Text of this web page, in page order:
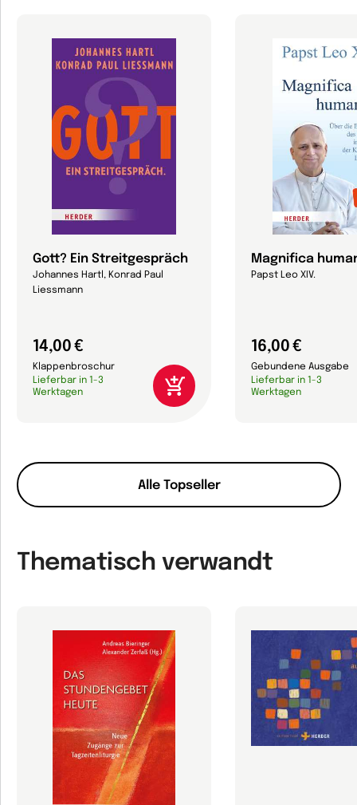
Alle Topseller
Gott? Ein Streitgespräch
Johannes Hartl, Konrad Paul
Liessmann
14,00 €
Klappenbroschur
Lieferbar in 1-3
Werktagen
Magnifica
Papst Leo XIV.
16,00 €
Gebundene Ausgabe
Lieferbar in 1-3
Werktagen
Thematisch verwandt